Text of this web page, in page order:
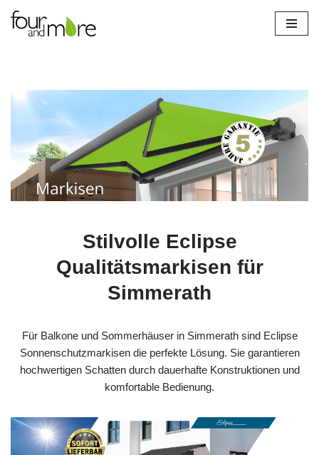
Zum
Stilvolle Eclipse
Qualitätsmarkisen für
Simmerath
Für Balkone und Sommerhäuser in Simmerath sind Eclipse
Sonnenschutzmarkisen die perfekte Lösung. Sie garantieren
hochwertigen Schatten durch dauerhafte Konstruktionen und
komfortable Bedienung.